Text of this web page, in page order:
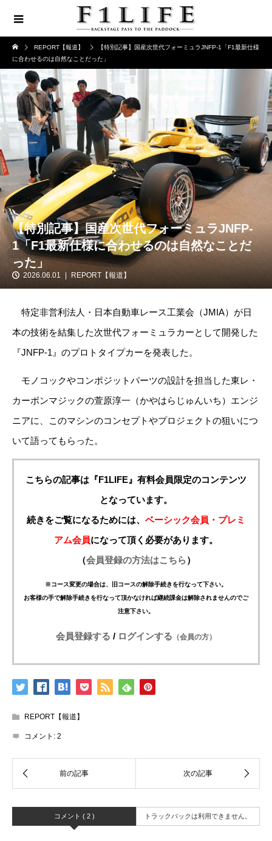
REPORT【報道】
【特別記事】国産次世代フォーミュラJNFP-1「F1最新仕様
に合わせるのは自然なことだった」
【特別記事】国産次世代フォーミュラJNFP-
1「F1最新仕様に合わせるのは自然なことだ
った」
2026.06.01 REPORT【報道】
特定非営利法人・日本自動車レース工業会（JMIA）が日
本の技術を結集した次世代フォーミュラカーとして開発した
『JNFP-1』のプロトタイプカーを発表した。
モノコックやコンポジットパーツの設計を担当した東レ・
カーボンマジックの萱原淳一（かやはらじゅんいち）エンジ
ニアに、このマシンのコンセプトやプロジェクトの狙いにつ
いて語ってもらった。
こちらの記事は『F1LIFE』有料会員限定のコンテンツ
となっています。
続きをご覧になるためには、 ベーシック会員・プレミ
アム会員になって頂く必要があります。
（会員登録の方法はこちら）
※コース変更の場合は、旧コースの解除手続きを行なって下さい。
お客様の手で解除手続きを行なって頂かなければ継続課金は解除されませんのでご
注意下さい。
会員登録する / ログインする （会員の方）
REPORT【報道】
コメント: 2
コメント ( 2 ) トラックバックは利用できません。